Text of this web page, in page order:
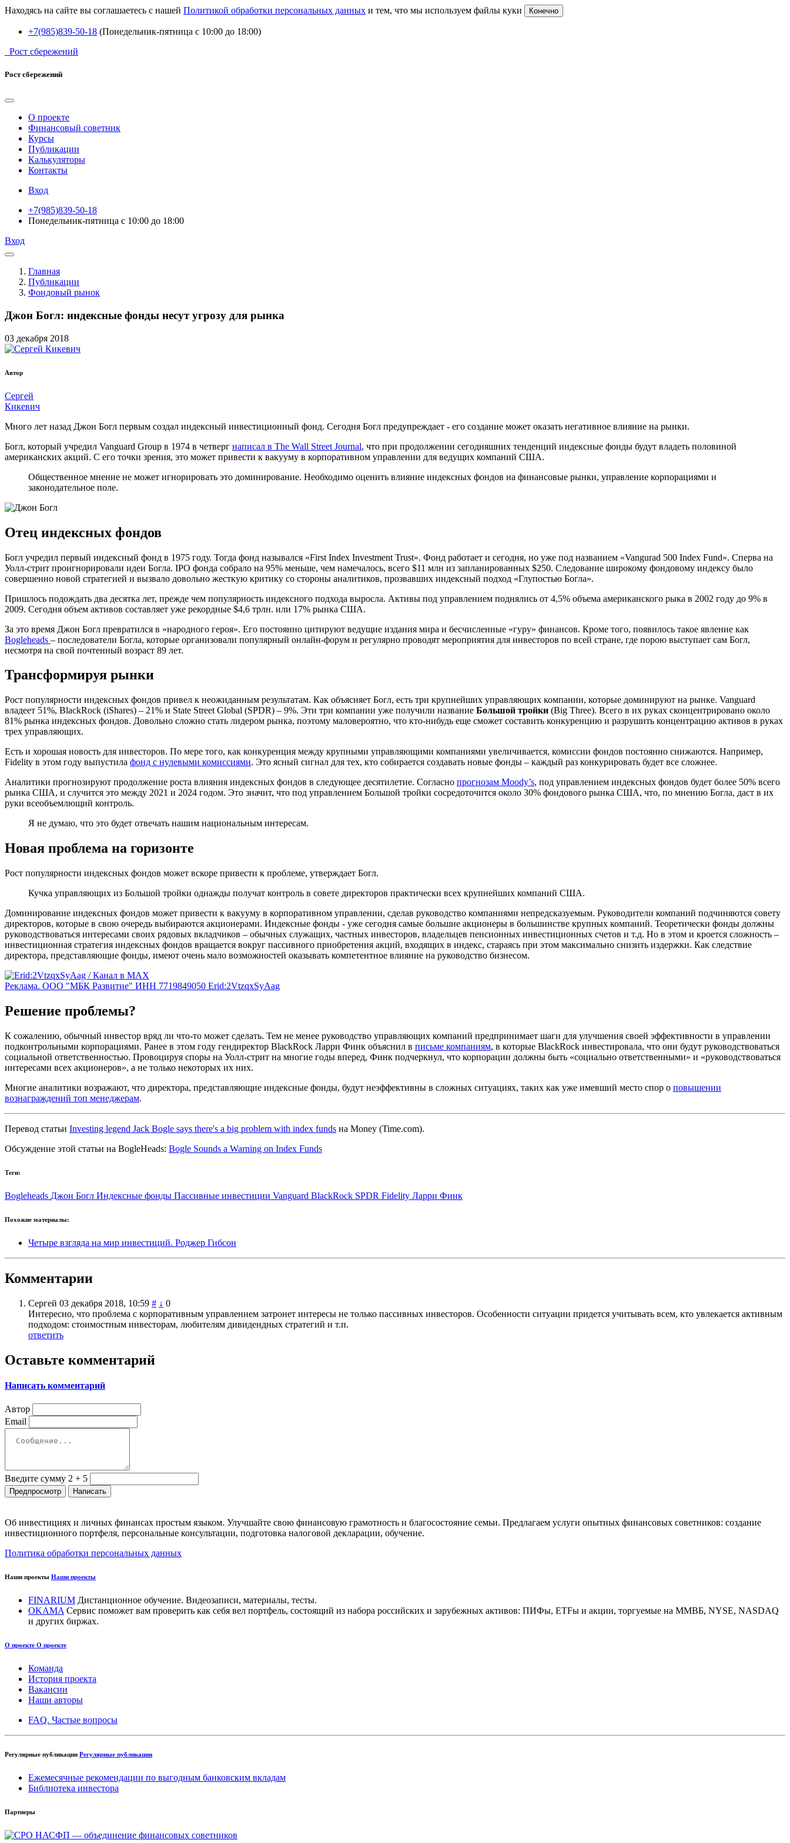
Находясь на сайте вы соглашаетесь с нашей Политикой обработки персональных данных и тем, что мы используем файлы куки Конечно
+7(985)839-50-18 (Понедельник-пятница с 10:00 до 18:00)
Рост сбережений
Рост сбережений
О проекте
Финансовый советник
Курсы
Публикации
Калькуляторы
Контакты
Вход
+7(985)839-50-18
Понедельник-пятница с 10:00 до 18:00
Вход
Главная
Публикации
Фондовый рынок
Джон Богл: индексные фонды несут угрозу для рынка
03 декабря 2018
Автор
Сергей
Кикевич
Много лет назад Джон Богл первым создал индексный инвестиционный фонд. Сегодня Богл предупреждает - его создание может оказать негативное влияние на рынки.
Богл, который учредил Vanguard Group в 1974 в четверг написал в The Wall Street Journal, что при продолжении сегодняшних тенденций индексные фонды будут владеть половиной
американских акций. С его точки зрения, это может привести к вакууму в корпоративном управлении для ведущих компаний США.
Общественное мнение не может игнорировать это доминирование. Необходимо оценить влияние индексных фондов на финансовые рынки, управление корпорациями и
законодательное поле.
Отец индексных фондов
Богл учредил первый индексный фонд в 1975 году. Тогда фонд назывался «First Index Investment Trust». Фонд работает и сегодня, но уже под названием «Vangurad 500 Index Fund». Сперва на
Уолл-стрит проигнорировали идеи Богла. IPO фонда собрало на 95% меньше, чем намечалось, всего $11 млн из запланированных $250. Следование широкому фондовому индексу было
совершенно новой стратегией и вызвало довольно жесткую критику со стороны аналитиков, прозвавших индексный подход «Глупостью Богла».
Пришлось подождать два десятка лет, прежде чем популярность индексного подхода выросла. Активы под управлением поднялись от 4,5% объема американского рыка в 2002 году до 9% в
2009. Сегодня объем активов составляет уже рекордные $4,6 трлн. или 17% рынка США.
За это время Джон Богл превратился в «народного героя». Его постоянно цитируют ведущие издания мира и бесчисленные «гуру» финансов. Кроме того, появилось такое явление как
Bogleheads – последователи Богла, которые организовали популярный онлайн-форум и регулярно проводят мероприятия для инвесторов по всей стране, где порою выступает сам Богл,
несмотря на свой почтенный возраст 89 лет.
Трансформируя рынки
Рост популярности индексных фондов привел к неожиданным результатам. Как объясняет Богл, есть три крупнейших управляющих компании, которые доминируют на рынке. Vanguard
владеет 51%, BlackRock (iShares) – 21% и State Street Global (SPDR) – 9%. Эти три компании уже получили название Большой тройки (Big Three). Всего в их руках сконцентрировано около
81% рынка индексных фондов. Довольно сложно стать лидером рынка, поэтому маловероятно, что кто-нибудь еще сможет составить конкуренцию и разрушить концентрацию активов в руках
трех управляющих.
Есть и хорошая новость для инвесторов. По мере того, как конкуренция между крупными управляющими компаниями увеличивается, комиссии фондов постоянно снижаются. Например,
Fidelity в этом году выпустила фонд с нулевыми комиссиями. Это ясный сигнал для тех, кто собирается создавать новые фонды – каждый раз конкурировать будет все сложнее.
Аналитики прогнозируют продолжение роста влияния индексных фондов в следующее десятилетие. Согласно прогнозам Moody’s, под управлением индексных фондов будет более 50% всего
рынка США, и случится это между 2021 и 2024 годом. Это значит, что под управлением Большой тройки сосредоточится около 30% фондового рынка США, что, по мнению Богла, даст в их
руки всеобъемлющий контроль.
Я не думаю, что это будет отвечать нашим национальным интересам.
Новая проблема на горизонте
Рост популярности индексных фондов может вскоре привести к проблеме, утверждает Богл.
Кучка управляющих из Большой тройки однажды получат контроль в совете директоров практически всех крупнейших компаний США.
Доминирование индексных фондов может привести к вакууму в корпоративном управлении, сделав руководство компаниями непредсказуемым. Руководители компаний подчиняются совету
директоров, которые в свою очередь выбираются акционерами. Индексные фонды - уже сегодня самые большие акционеры в большинстве крупных компаний. Теоретически фонды должны
руководствоваться интересами своих рядовых вкладчиков – обычных служащих, частных инвесторов, владельцев пенсионных инвестиционных счетов и т.д. Но в этом и кроется сложность –
инвестиционная стратегия индексных фондов вращается вокруг пассивного приобретения акций, входящих в индекс, стараясь при этом максимально снизить издержки. Как следствие
директора, представляющие фонды, имеют очень мало возможностей оказывать компетентное влияние на руководство бизнесом.
Реклама. ООО "МБК Развитие" ИНН 7719849050 Erid:2VtzqxSyAag
Решение проблемы?
К сожалению, обычный инвестор вряд ли что-то может сделать. Тем не менее руководство управляющих компаний предпринимает шаги для улучшения своей эффективности в управлении
подконтрольными корпорациями. Ранее в этом году гендиректор BlackRock Ларри Финк объяснил в письме компаниям, в которые BlackRock инвестировала, что они будут руководствоваться
социальной ответственностью. Провоцируя споры на Уолл-стрит на многие годы вперед, Финк подчеркнул, что корпорации должны быть «социально ответственными» и «руководствоваться
интересами всех акционеров», а не только некоторых их них.
Многие аналитики возражают, что директора, представляющие индексные фонды, будут неэффективны в сложных ситуациях, таких как уже имевший место спор о повышении
вознаграждений топ менеджерам.
Перевод статьи Investing legend Jack Bogle says there's a big problem with index funds на Money (Time.com).
Обсуждение этой статьи на BogleHeads: Bogle Sounds a Warning on Index Funds
Теги:
Bogleheads Джон Богл Индексные фонды Пассивные инвестиции Vanguard BlackRock SPDR Fidelity Ларри Финк
Похожие материалы:
Четыре взгляда на мир инвестиций. Роджер Гибсон
Комментарии
Сергей 03 декабря 2018, 10:59 # ↓ 0
Интересно, что проблема с корпоративным управлением затронет интересы не только пассивных инвесторов. Особенности ситуации придется учитывать всем, кто увлекается активным
подходом: стоимостным инвесторам, любителям дивидендных стратегий и т.п.
ответить
Оставьте комментарий
Написать комментарий
Автор
Email
Введите сумму 2 + 5
Об инвестициях и личных финансах простым языком. Улучшайте свою финансовую грамотность и благосостояние семьи. Предлагаем услуги опытных финансовых советников: создание
инвестиционного портфеля, персональные консультации, подготовка налоговой декларации, обучение.
Политика обработки персональных данных
Наши проекты Наши проекты
FINARIUM Дистанционное обучение. Видеозаписи, материалы, тесты.
OKAMA Сервис поможет вам проверить как себя вел портфель, состоящий из набора российских и зарубежных активов: ПИФы, ETFы и акции, торгуемые на ММВБ, NYSE, NASDAQ
и других биржах.
О проекте О проекте
Команда
История проекта
Вакансии
Наши авторы
FAQ. Частые вопросы
Регулярные публикации Регулярные публикации
Ежемесячные рекомендации по выгодным банковским вкладам
Библиотека инвестора
Партнеры